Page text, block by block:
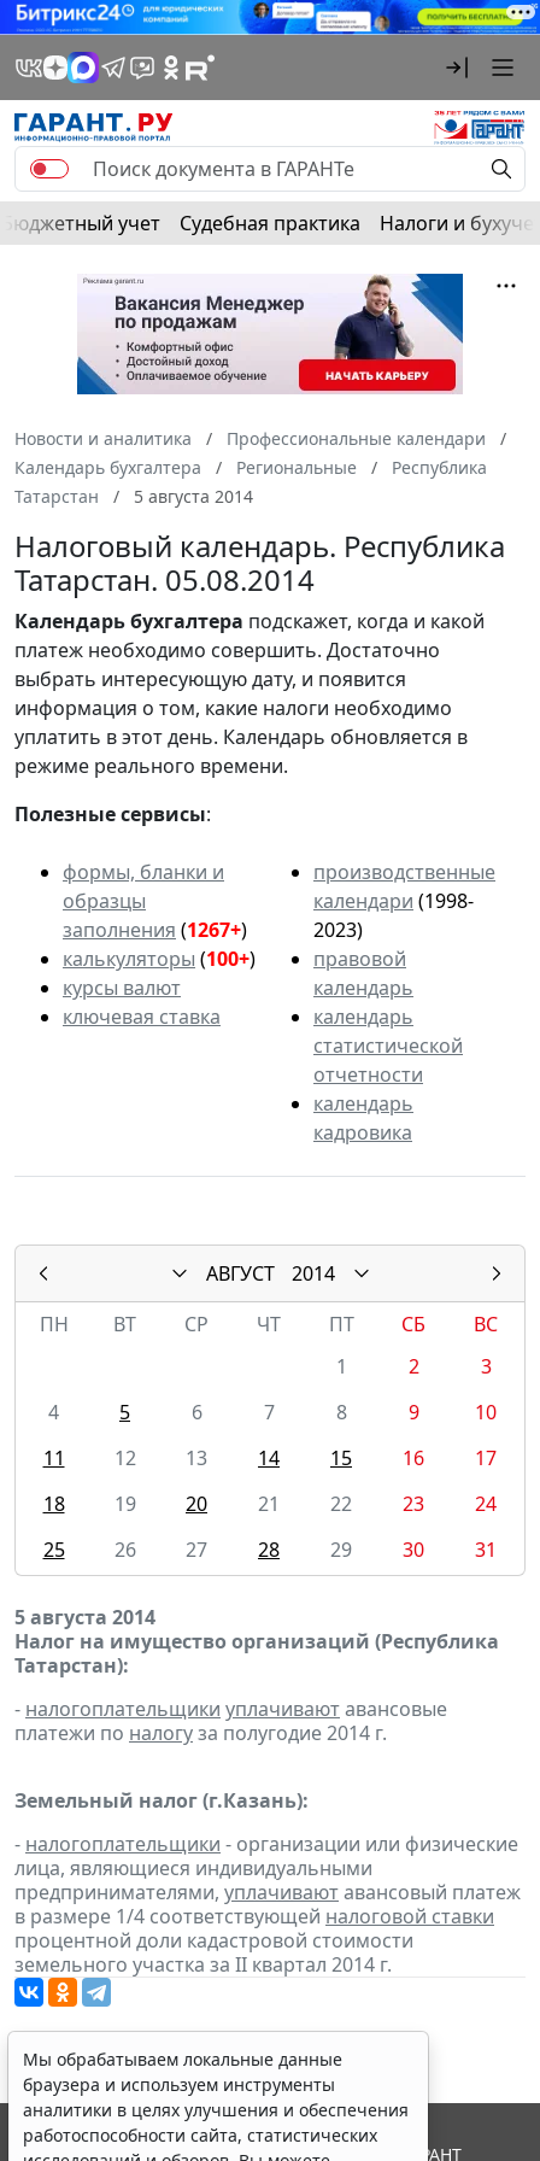
Бюджетный учет Судебная практика Налоги и
Новости и аналитика
Профессиональные календари
Календарь бухгалтера
Региональные
Республика
Татарстан
5 августа 2014
Налоговый календарь. Республика
Татарстан. 05.08.2014
Календарьбухгалтера подскажет, когда и какой
платеж необходимо совершить. Достаточно
выбрать интересующую дату, и появится
информация о том, какие налоги необходимо
уплатить в этот день. Календарь обновляется в
режиме реального времени.
Полезные сервисы:
формы, бланки и
образцы
заполнения (1267+)
калькуляторы (100+)
курсы валют
ключевая ставка
производственные
календари (1998-
2023)
правовой
календарь
календарь
статистической
отчетности
календарь
кадровика
АВГУСТ
2014
ПН
ВТ СР ЧТ ПТ СБ
ВС
1
2
3
4
5 6 7 8 9
10
11
12 13 14 15 16
17
18
19 20 21 22 23
24
25
26 27 28 29 30 31
5 августа 2014
Налог на имущество организаций (Республика
Татарстан):
- налогоплательщики уплачиваютавансовые
платежи по налогуза полугодие 2014 г.
Земельный налог (г.Казань):
- налогоплательщики - организации или физические
лица, являющиеся индивидуальными
предпринимателями, уплачиваютавансовый платеж
в размере 1/4 соответствующей налоговой ставки
процентной доли кадастровой стоимости
земельного участка за II квартал 2014 г.
Мы обрабатываем локальные данные
браузера и используем инструменты
аналитики в целях улучшения и обеспечения
работоспособности сайта, статистических
© ООО "НПП "ГАРАНТ-СЕРВИС", 2026. Система ГАРАНТ